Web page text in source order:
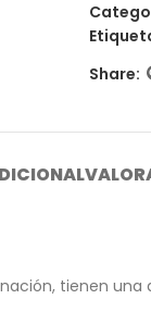
Share:
tienen